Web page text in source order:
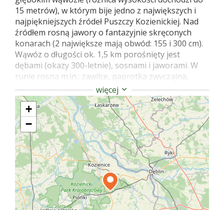
15 metrów), w którym bije jedno z największych i
najpiękniejszych źródeł Puszczy Kozienickiej. Nad
źródłem rosną jawory o fantazyjnie skręconych
konarach (2 największe mają obwód: 155 i 300 cm).
Wąwóz o długości ok. 1,5 km porośnięty jest
dębami (okazy 300-letnie), sosnami i jaworami. W
runie rosną m.in.: zawilce, paprotka zwyczajna,
śledziennica skrętolistna, storczyki, wawrzyniec
wilczełyko. Pojawiają się również okazy kwitnącego
bluszczu.
W zimnych wodach potoku żyją wypławki alpejskie i
kryniczki.
W rezerwacie znajduje się ścieżka przyrodniczo-
krajobrazowa o długości 3 km i siedmiu
przystankach z tablicami.
Źródło: Karol Piasecki „Radomskie szlaki piesze”
Wydawnictwo PTTK „Kraj” 1990.
więcej
+
−